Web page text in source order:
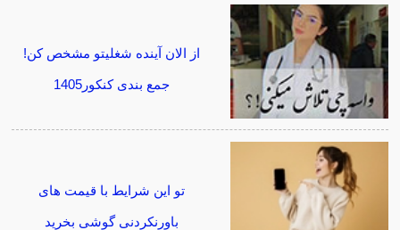
از الان آینده شغلیتو مشخص کن!
جمع بندی کنکور1405
تو این شرایط با قیمت های
باورنکردنی گوشی بخرید